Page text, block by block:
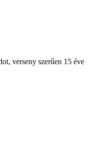
verseny szerűen 15 éve